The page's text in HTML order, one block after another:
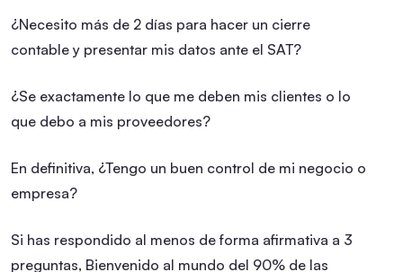
¿Necesito más de 2 días para hacer un cierre
contable y presentar mis datos ante el SAT?
¿Se exactamente lo que me deben mis clientes o lo
que debo a mis proveedores?
En definitiva, ¿Tengo un buen control de mi negocio o
empresa?
Si has respondido al menos de forma afirmativa a 3
preguntas, Bienvenido al mundo del 90% de las